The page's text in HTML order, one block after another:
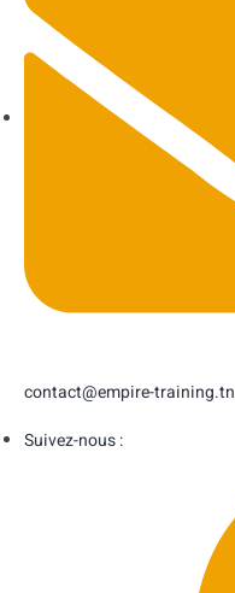
contact@empire-training.tn
Suivez-nous :